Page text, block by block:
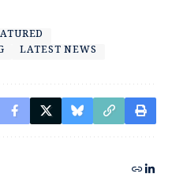
LATEST NEWS